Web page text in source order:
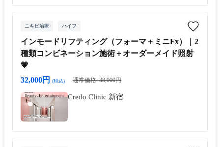
ニキビ治療 ハイフ
インモードリフティング（フォーマ＋ミニFx）｜2
種類コンビネーション施術＋オーダーメイド照射
💗
32,000円
(税込) 通常価格: 38,000円
Credo Clinic 新宿